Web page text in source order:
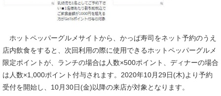
ホットペッパーグルメサイトから、かっぱ寿司をネット予約のうえ
店内飲食をすると、次回利用の際に使用できるホットペッパーグルメ
限定ポイントが、ランチの場合は人数×500ポイント、ディナーの場合
は人数×1,000ポイント付与されます。2020年10月29日(木)より予約
受付を開始し、10月30日(金)以降の来店が対象となります。